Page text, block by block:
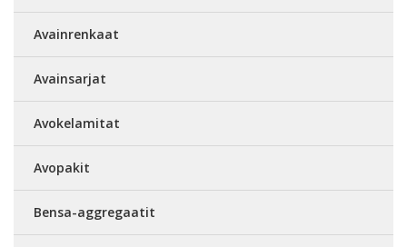
Avainrenkaat
Avainsarjat
Avokelamitat
Avopakit
Bensa-aggregaatit